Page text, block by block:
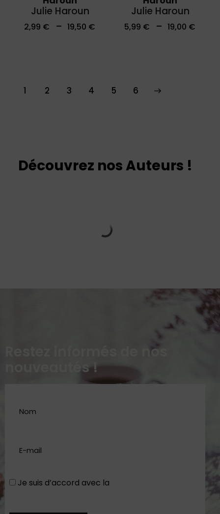
Julie Haroun
2,99 € – 19,50 €
Julie Haroun
5,99 € – 19,00 €
1 2 3 4 5 6
→
Découvrez nos Auteurs !
Restez informés de nos
nouveautés !
Je suis d’accord avec la